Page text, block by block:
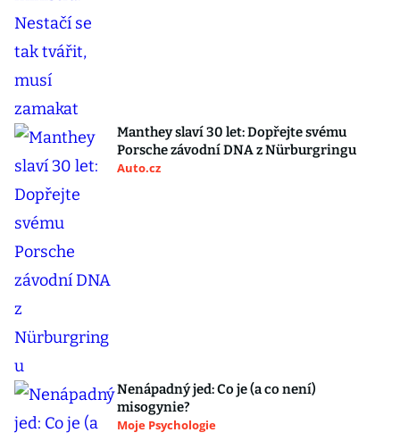
Manthey slaví 30 let: Dopřejte svému
Porsche závodní DNA z Nürburgringu
Auto.cz
Nenápadný jed: Co je (a co není)
misogynie?
Moje Psychologie